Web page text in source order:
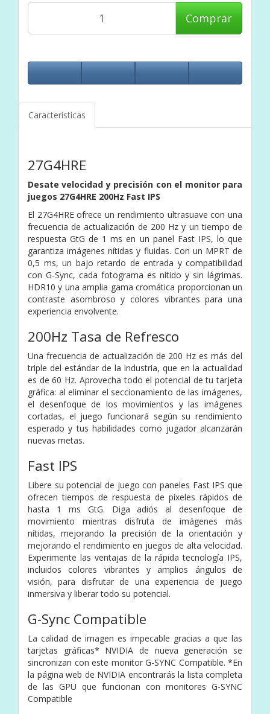
Comprar
Características
27G4HRE
Desate velocidad y precisión con el monitor para
juegos 27G4HRE 200Hz Fast IPS
El 27G4HRE ofrece un rendimiento ultrasuave con una
frecuencia de actualización de 200 Hz y un tiempo de
respuesta GtG de 1 ms en un panel Fast IPS, lo que
garantiza imágenes nítidas y fluidas. Con un MPRT de
0,5 ms, un bajo retardo de entrada y compatibilidad
con G-Sync, cada fotograma es nítido y sin lágrimas.
HDR10 y una amplia gama cromática proporcionan un
contraste asombroso y colores vibrantes para una
experiencia envolvente.
200Hz Tasa de Refresco
Una frecuencia de actualización de 200 Hz es más del
triple del estándar de la industria, que en la actualidad
es de 60 Hz. Aprovecha todo el potencial de tu tarjeta
gráfica: al eliminar el seccionamiento de las imágenes,
el desenfoque de los movimientos y las imágenes
cortadas, el juego funcionará según su rendimiento
esperado y tus habilidades como jugador alcanzarán
nuevas metas.
Fast IPS
Libere su potencial de juego con paneles Fast IPS que
ofrecen tiempos de respuesta de píxeles rápidos de
hasta 1 ms GtG. Diga adiós al desenfoque de
movimiento mientras disfruta de imágenes más
nítidas, mejorando la precisión de la orientación y
mejorando el rendimiento en juegos de alta velocidad.
Experimente las ventajas de la rápida tecnología IPS,
incluidos colores vibrantes y amplios ángulos de
visión, para disfrutar de una experiencia de juego
inmersiva y liberar todo su potencial.
G-Sync Compatible
La calidad de imagen es impecable gracias a que las
tarjetas gráficas* NVIDIA de nueva generación se
sincronizan con este monitor G-SYNC Compatible. *En
la página web de NVIDIA encontrarás la lista completa
de las GPU que funcionan con monitores G-SYNC
Compatible